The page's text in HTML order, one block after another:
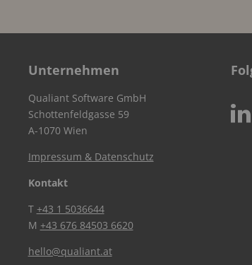
Unternehmen
Qualiant Software GmbH
Schottenfeldgasse 59
A-1070 Wien
Impressum & Datenschutz
Kontakt
T +43 1 5036644
M +43 676 84503 6620
hello@qualiant.at
N